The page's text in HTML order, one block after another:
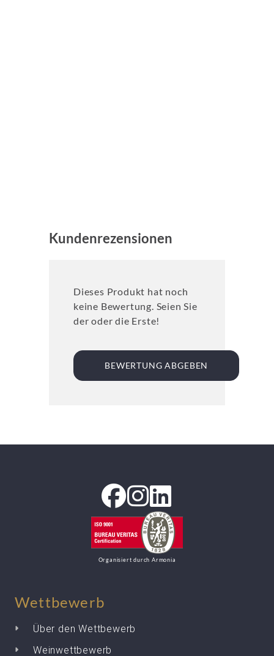
Kundenrezensionen
Dieses Produkt hat noch
keine Bewertung. Seien Sie
der oder die Erste!
BEWERTUNG ABGEBEN
Organisiert durch Armonia
Wettbewerb
Über den Wettbewerb
Weinwettbewerb